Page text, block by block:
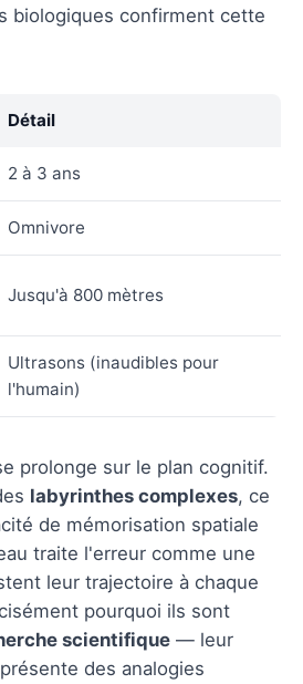
biologiques confirment cette
Détail
2 à 3 ans
Omnivore
Jusqu'à 800 mètres
Ultrasons (inaudibles pour
l'humain)
prolonge sur le plan cognitif.
labyrinthes complexes, ce
de mémorisation spatiale
traite l'erreur comme une
leur trajectoire à chaque
pourquoi ils sont
scientifique — leur
des analogies